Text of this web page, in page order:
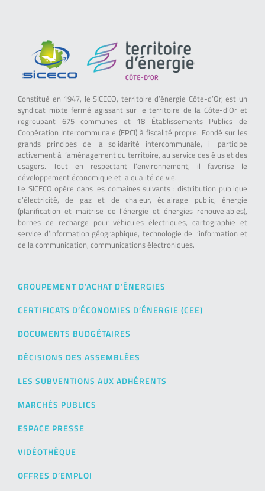
Constitué en 1947, le SICECO, territoire d’énergie Côte-d’Or, est un
syndicat mixte fermé agissant sur le territoire de la Côte-d’Or et
regroupant 675 communes et 18 Établissements Publics de
Coopération Intercommunale (EPCI) à fiscalité propre. Fondé sur les
grands principes de la solidarité intercommunale, il participe
activement à l’aménagement du territoire, au service des élus et des
usagers. Tout en respectant l’environnement, il favorise le
développement économique et la qualité de vie.
Le SICECO opère dans les domaines suivants : distribution publique
d’électricité, de gaz et de chaleur, éclairage public, énergie
(planification et maitrise de l’énergie et énergies renouvelables),
bornes de recharge pour véhicules électriques, cartographie et
service d’information géographique, technologie de l’information et
de la communication, communications électroniques.
GROUPEMENT D’ACHAT D’ÉNERGIES
CERTIFICATS D’ÉCONOMIES D’ÉNERGIE (CEE)
DOCUMENTS BUDGÉTAIRES
DÉCISIONS DES ASSEMBLÉES
LES SUBVENTIONS AUX ADHÉRENTS
MARCHÉS PUBLICS
ESPACE PRESSE
VIDÉOTHÈQUE
OFFRES D’EMPLOI